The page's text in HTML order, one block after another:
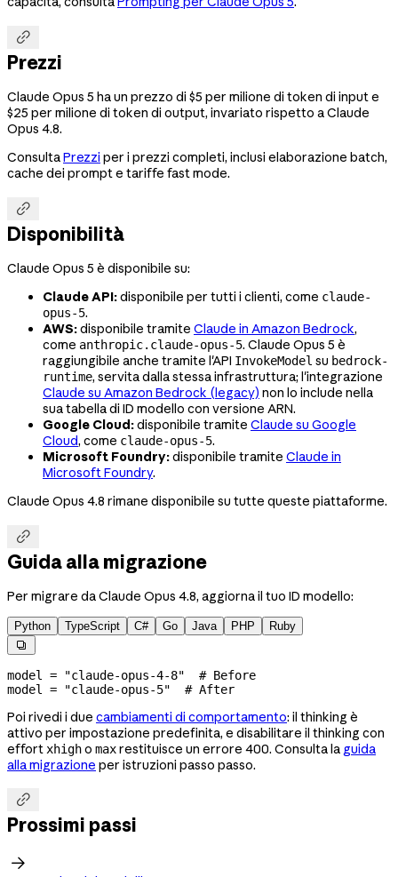

Prezzi
Claude Opus 5 ha un prezzo di $5 per milione di token di input e
$25 per milione di token di output, invariato rispetto a Claude
Opus 4.8.
ConsultaPrezzi per i prezzi completi, inclusi elaborazione batch,
cache dei prompt e tariffe fast mode.

Disponibilità
Claude Opus 5 è disponibile su:
Claude API:disponibile per tutti i clienti, come claude-
opus-5.
AWS:disponibile tramite Claude in Amazon Bedrock,
come anthropic.claude-opus-5. Claude Opus 5 è
raggiungibile anche tramite l'API InvokeModel su bedrock-
runtime, servita dalla stessa infrastruttura; l'integrazione
Claude su Amazon Bedrock (legacy) non lo include nella
sua tabella di ID modello con versione ARN.
Google Cloud:disponibile tramite Claude su Google
Cloud, come claude-opus-5.
Microsoft Foundry:disponibile tramite Claude in
Microsoft Foundry.
Claude Opus 4.8 rimane disponibile su tutte queste piattaforme.

Guida alla migrazione
Per migrare da Claude Opus 4.8, aggiorna il tuo ID modello:
Python TypeScript C# Go Java PHP Ruby

model = "claude-opus-4-8"
  # Before
model = "claude-opus-5"
  # After
Poi rivedi i due cambiamenti di comportamento: il thinking è
attivo per impostazione predefinita, e disabilitare il thinking con
effort xhigho maxrestituisce un errore 400. Consulta la guida
alla migrazione per istruzioni passo passo.

Prossimi passi
